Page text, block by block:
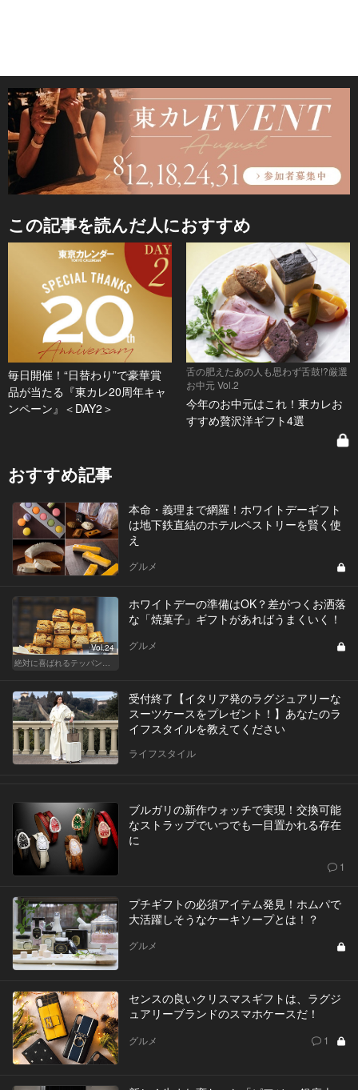
この記事を読んだ人におすすめ
毎日開催！“日替わり”で豪華賞
品が当たる『東カレ20周年キャ
ンペーン』＜DAY2＞
舌の肥えたあの人も思わず舌鼓!?厳選
お中元 Vol.2
今年のお中元はこれ！東カレお
すすめ贅沢洋ギフト4選
おすすめ記事
本命・義理まで網羅！ホワイトデーギフト
は地下鉄直結のホテルペストリーを賢く使
え
グルメ
Vol.24
絶対に喜ばれるテッパン手土産
ホワイトデーの準備はOK？差がつくお洒落
な「焼菓子」ギフトがあればうまくいく！
グルメ
受付終了【イタリア発のラグジュアリーな
スーツケースをプレゼント！】あなたのラ
イフスタイルを教えてください
ライフスタイル
ブルガリの新作ウォッチで実現！交換可能
なストラップでいつでも一目置かれる存在
に
1
プチギフトの必須アイテム発見！ホムパで
大活躍しそうなケーキソープとは！？
グルメ
センスの良いクリスマスギフトは、ラグジ
ュアリーブランドのスマホケースだ！
グルメ 1